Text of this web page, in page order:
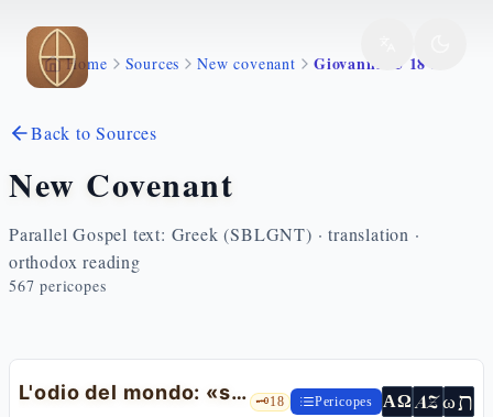
Skip to main content
Home Sources New covenant Giovanni 15 18 25
Back to Sources
New Covenant
Parallel Gospel text: Greek (SBLGNT) · translation ·
orthodox reading
567 pericopes
L'odio del mondo: «se hanno perseguitato me» 🗝️18 Pericopes ΑΩ AZωת